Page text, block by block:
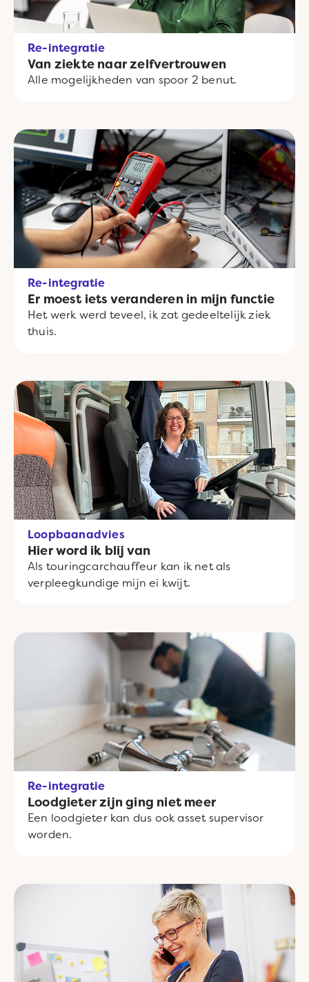
Re-integratie
Van ziekte naar zelfvertrouwen
Alle mogelijkheden van spoor 2 benut.
Re-integratie
Er moest iets veranderen in mijn functie
Het werk werd teveel, ik zat gedeeltelijk ziek
thuis.
Loopbaanadvies
Hier word ik blij van
Als touringcarchauffeur kan ik net als
verpleegkundige mijn ei kwijt.
Re-integratie
Loodgieter zijn ging niet meer
Een loodgieter kan dus ook asset supervisor
worden.